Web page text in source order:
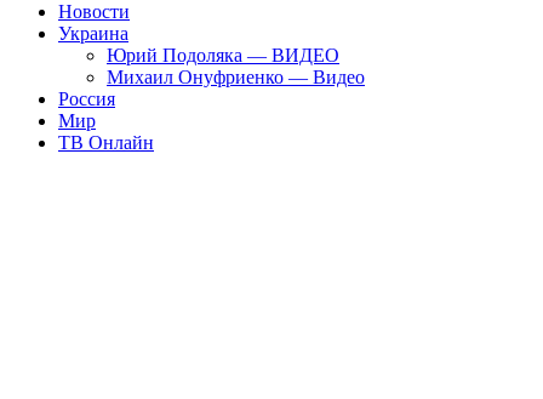
Новости
Украина
Юрий Подоляка — ВИДЕО
Михаил Онуфриенко — Видео
Россия
Мир
ТВ Онлайн